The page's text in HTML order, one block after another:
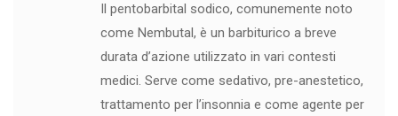
Il pentobarbital sodico, comunemente noto
come Nembutal, è un barbiturico a breve
durata d’azione utilizzato in vari contesti
medici. Serve come sedativo, pre-anestetico,
trattamento per l’insonnia e come agente per